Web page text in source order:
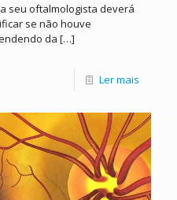
seu oftalmologista deverá
se não houve
da […]
Ler mais